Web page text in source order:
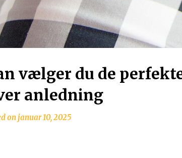
vælger du de
anledning
on januar 10, 2025